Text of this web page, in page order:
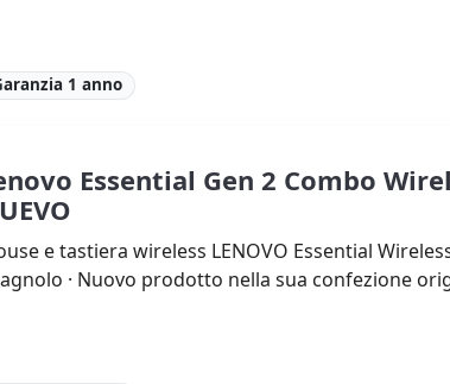
1 anno
Essential Gen 2 Combo
e tastiera wireless LENOVO Essential
· Nuovo prodotto nella sua confezione